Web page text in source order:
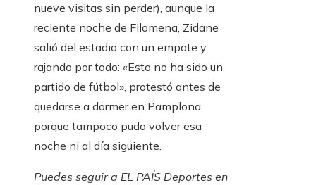
nueve visitas sin perder), aunque la
reciente noche de Filomena, Zidane
salió del estadio con un empate y
rajando por todo: «Esto no ha sido un
partido de fútbol», protestó antes de
quedarse a dormer en Pamplona, ​​​​
porque tampoco pudo volver esa
noche ni al día siguiente.
Puedes seguir a EL PAÍS Deportes en